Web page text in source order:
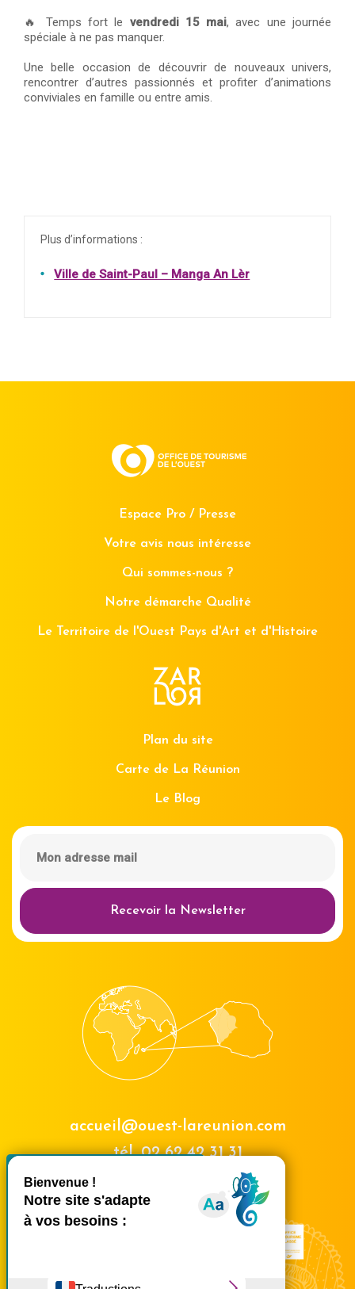
Masquer le
🔥 Temps fort le vendredi 15 mai, avec une journée
spéciale à ne pas manquer.
Une belle occasion de découvrir de nouveaux univers,
rencontrer d’autres passionnés et profiter d’animations
conviviales en famille ou entre amis.
Plus d’informations :
Ville de Saint-Paul – Manga An Lèr
Espace Pro / Presse
Votre avis nous intéresse
Qui sommes-nous ?
Notre démarche Qualité
Le Territoire de l'Ouest Pays d'Art et d'Histoire
Plan du site
Carte de La Réunion
Le Blog
Recevoir la Newsletter
accueil@ouest-lareunion.com
tél.02 62 42 31 31
Nous rencontrer